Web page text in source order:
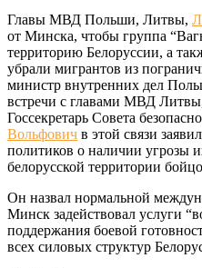
Главы МВД Польши, Литвы,
от Минска, чтобы группа
территорию Белоруссии, а
убрали мигрантов из
министр внутренних дел
встречи с главами МВД
Госсекретарь Совета
Вольфович в этой связи
политиков о наличии угрозы
белорусской территории
Он назвал нормальной
Минск задействовал услуги
поддержания боевой
всех силовых структур